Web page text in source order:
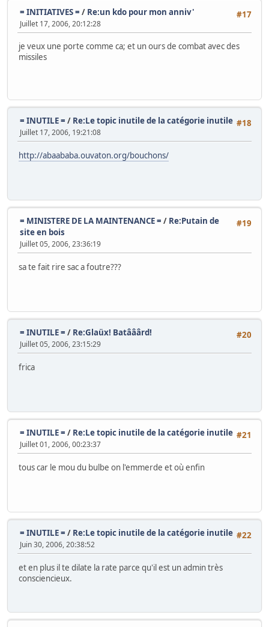
#17
= INITIATIVES = / Re:un kdo pour mon anniv'
Juillet 17, 2006, 20:12:28
je veux une porte comme ca; et un ours de combat avec des
missiles
#18
= INUTILE = / Re:Le topic inutile de la catégorie inutile
Juillet 17, 2006, 19:21:08
http://abaababa.ouvaton.org/bouchons/
#19
= MINISTERE DE LA MAINTENANCE = / Re:Putain de
site en bois
Juillet 05, 2006, 23:36:19
sa te fait rire sac a foutre???
#20
= INUTILE = / Re:Glaüx! Batââârd!
Juillet 05, 2006, 23:15:29
frica
#21
= INUTILE = / Re:Le topic inutile de la catégorie inutile
Juillet 01, 2006, 00:23:37
tous car le mou du bulbe on l'emmerde et où enfin
#22
= INUTILE = / Re:Le topic inutile de la catégorie inutile
Juin 30, 2006, 20:38:52
et en plus il te dilate la rate parce qu'il est un admin très
consciencieux.